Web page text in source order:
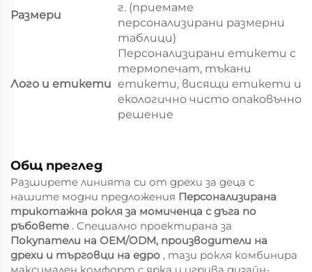
Размери
г. (приемаме
персонализирани размерни
таблици)
Лого и етикети
Персонализирани етикети с
термопечат, тъкани
етикети, висящи етикети и
екологично чисто опаковъчно
решение
Общ преглед
Разширете линията си от дрехи за деца с
нашите модни предложения Персонализирана
трикотажна рокля за момиченца с дъга по
ръбовете . Специално проектирана за
Покупатели на OEM/ODM, производители на
дрехи и търговци на едро , тази рокля комбинира